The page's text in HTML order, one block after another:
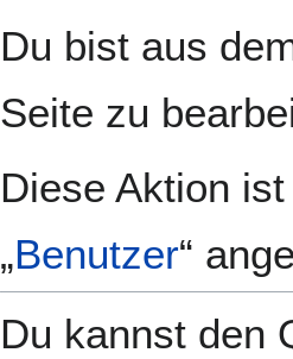
Navigation
Suche
Du bist aus
Seite zu
Diese Aktion
„Benutzer“
Du kannst den